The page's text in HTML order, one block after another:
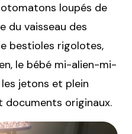
loupés de
du vaisseau des
bestioles rigolotes,
le bébé mi-alien-mi-
jetons et plein
documents originaux.